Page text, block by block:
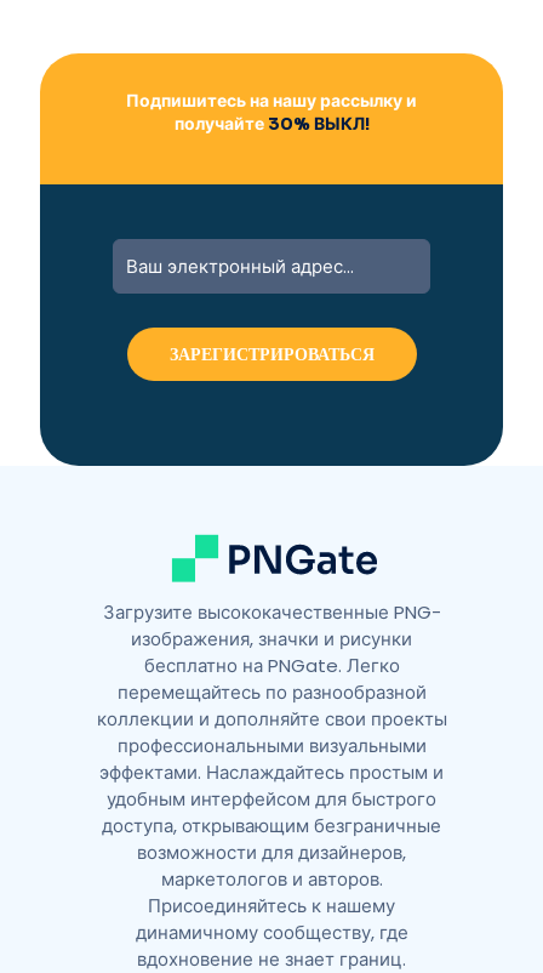
Подпишитесь на нашу рассылку и
получайте30% ВЫКЛ!
Загрузите высококачественные PNG-
изображения, значки и рисунки
бесплатно на PNGate. Легко
перемещайтесь по разнообразной
коллекции и дополняйте свои проекты
профессиональными визуальными
эффектами. Наслаждайтесь простым и
удобным интерфейсом для быстрого
доступа, открывающим безграничные
возможности для дизайнеров,
маркетологов и авторов.
Присоединяйтесь к нашему
динамичному сообществу, где
вдохновение не знает границ.